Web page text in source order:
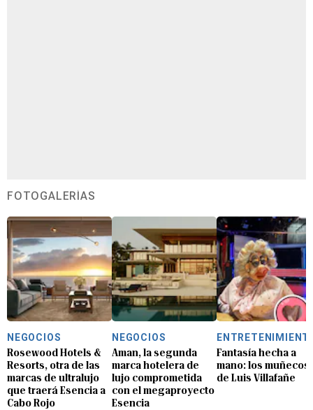
FOTOGALERÍAS
NEGOCIOS
Rosewood Hotels &
Resorts, otra de las
marcas de ultralujo
que traerá Esencia a
Cabo Rojo
NEGOCIOS
Aman, la segunda
marca hotelera de
lujo comprometida
con el megaproyecto
Esencia
Fantasía hecha a
mano: los muñecos
de Luis Villafañe